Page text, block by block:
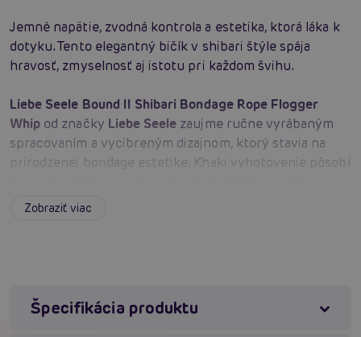
Jemné napätie, zvodná kontrola a estetika, ktorá láka k
dotyku. Tento elegantný bičík v shibari štýle spája
hravosť, zmyselnosť aj istotu pri každom švihu.
Liebe Seele Bound II Shibari Bondage Rope Flogger
Whip od značky Liebe Seele zaujme ručne vyrábaným
spracovaním a vycibreným dizajnom, ktorý stavia na
prirodzenej bondage estetike. Khaki vyhotovenie pôsobí
skvele hodí na intímne chvíle s dôrazom na atmosféru aj
vďaka ktorému môžete viesť každý pohyb sebavedomo,
presne a so žiaducou dávkou kontroly. Kovové prvky
Zobraziť viac
Špecifikácia produktu